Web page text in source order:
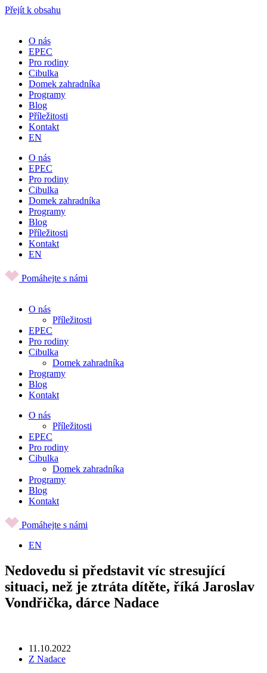
Přejít k obsahu
O nás
EPEC
Pro rodiny
Cibulka
Domek zahradníka
Programy
Blog
Příležitosti
Kontakt
EN
O nás
EPEC
Pro rodiny
Cibulka
Domek zahradníka
Programy
Blog
Příležitosti
Kontakt
EN
Pomáhejte s námi
O nás
Příležitosti
EPEC
Pro rodiny
Cibulka
Domek zahradníka
Programy
Blog
Kontakt
O nás
Příležitosti
EPEC
Pro rodiny
Cibulka
Domek zahradníka
Programy
Blog
Kontakt
Pomáhejte s námi
EN
Nedovedu si představit víc stresující
situaci, než je ztráta dítěte, říká Jaroslav
Vondřička, dárce Nadace
11.10.2022
Z Nadace